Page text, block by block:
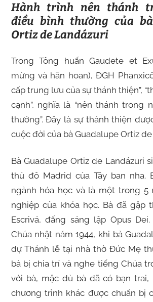
Hành trình nên thánh
điều bình thường của bà
Ortiz de Landázuri
Trong Tông huấn Gaudete et
mừng và hân hoan), ĐGH
cấp trung lưu của sự thánh thiện”,
cạnh”, nghĩa là “nên thánh trong
thường”. Đây là sự thánh thiện
cuộc đời của bà Guadalupe Ortiz
Bà Guadalupe Ortiz de Landázuri
thủ đô Madrid của Tây ban nha.
ngành hóa học và là một trong 5
nghiệp của khóa học. Bà đã gặp
Escrivá, đấng sáng lập Opus
Chúa nhật năm 1944, khi bà
dự Thánh lễ tại nhà thờ Đức Mẹ
bà bị chia trí và nghe tiếng Chúa
với bà, mặc dù bà đã có bạn trai,
chương trình khác được chuẩn bị